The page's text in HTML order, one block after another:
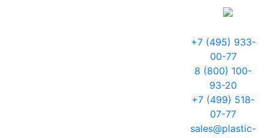
+7 (495) 933-
00-77
8 (800) 100-
93-20
+7 (499) 518-
07-77
sales@plastic-